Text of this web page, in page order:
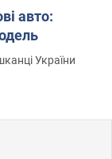
авто:
України